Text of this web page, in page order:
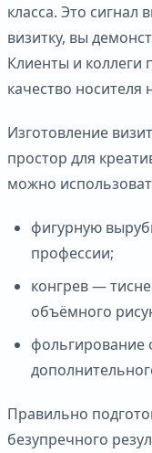
класса. Это сигнал
визитку, вы
Клиенты и коллеги
качество носителя
Изготовление
простор для
можно
фигурную
профессии;
конгрев —
объёмного
фольгирование
Правильно
безупречного